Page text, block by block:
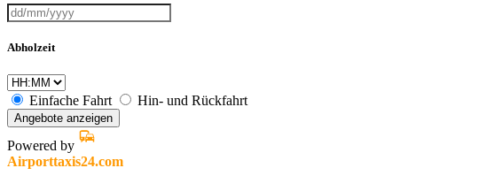
Abholzeit
Einfache Fahrt Hin- und Rückfahrt
Angebote anzeigen
Powered by
Airporttaxis24.com